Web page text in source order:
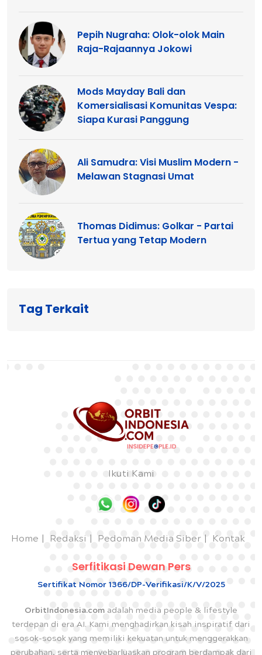
Pepih Nugraha: Olok-olok Main
Raja-Rajaannya Jokowi
Mods Mayday Bali dan
Komersialisasi Komunitas Vespa:
Siapa Kurasi Panggung
Ali Samudra: Visi Muslim Modern -
Melawan Stagnasi Umat
Thomas Didimus: Golkar - Partai
Tertua yang Tetap Modern
Tag Terkait
Ikuti Kami
Home Redaksi Pedoman Media Siber Kontak
Serfitikasi Dewan Pers
Sertifikat Nomor 1366/DP-Verifikasi/K/V/2025
OrbitIndonesia.com adalah media people & lifestyle
terdepan di era AI. Kami menghadirkan kisah inspiratif dari
sosok-sosok yang memiliki kekuatan untuk menggerakkan